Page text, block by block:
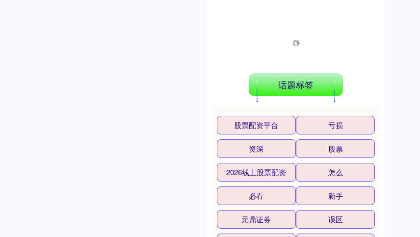
深证成指 14110.12 -34.08
沪深300 4651.31 -6.85 -0.15%
话题标签
股票配资平台 亏损
资深 股票
2026线上股票配资 怎么
必看 新手
元鼎证券 误区